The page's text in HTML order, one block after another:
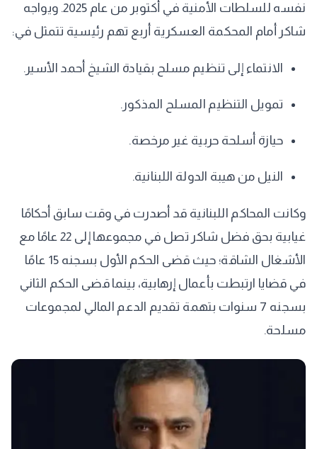
نفسه للسلطات الأمنية في أكتوبر من عام 2025. ويواجه
شاكر أمام المحكمة العسكرية أربع تهم رئيسية تتمثل في:
​الانتماء إلى تنظيم مسلح بقيادة الشيخ أحمد الأسير.
​تمويل التنظيم المسلح المذكور.
​حيازة أسلحة حربية غير مرخصة.
​النيل من هيبة الدولة اللبنانية.
​وكانت المحاكم اللبنانية قد أصدرت في وقت سابق أحكامًا
غيابية بحق فضل شاكر تصل في مجموعها إلى 22 عامًا مع
الأشغال الشاقة؛ حيث قضى الحكم الأول بسجنه 15 عامًا
في قضايا ارتبطت بأعمال إرهابية، بينما قضى الحكم الثاني
بسجنه 7 سنوات بتهمة تقديم الدعم المالي لمجموعات
مسلحة.